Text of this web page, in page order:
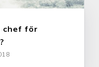
chef för